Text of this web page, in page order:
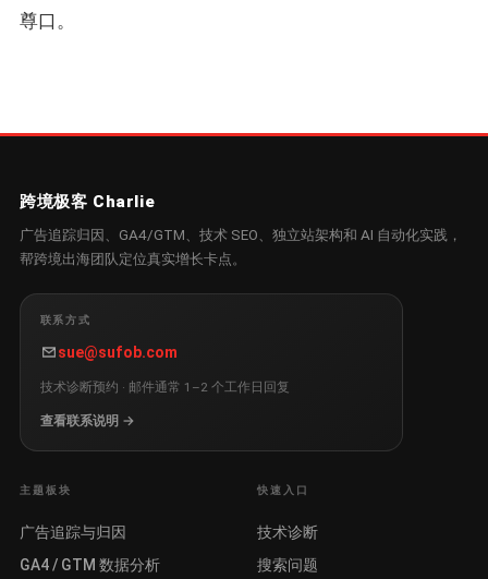
尊口。
跨境极客 Charlie
广告追踪归因、GA4/GTM、技术 SEO、独立站架构和 AI 自动化实践，
帮跨境出海团队定位真实增长卡点。
联系方式
sue@sufob.com
技术诊断预约 · 邮件通常 1–2 个工作日回复
查看联系说明 →
主题板块
广告追踪与归因
GA4 / GTM 数据分析
快速入口
技术诊断
搜索问题